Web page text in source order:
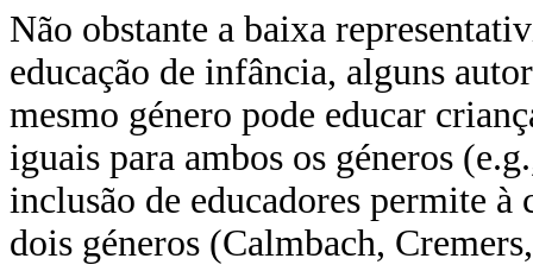
Não obstante a baixa
educação de infância, alguns
mesmo género pode educar
iguais para ambos os géneros
inclusão de educadores permite à
dois géneros (Calmbach,